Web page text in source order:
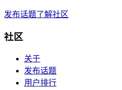
发布话题了解社区
社区
关于
发布话题
用户排行